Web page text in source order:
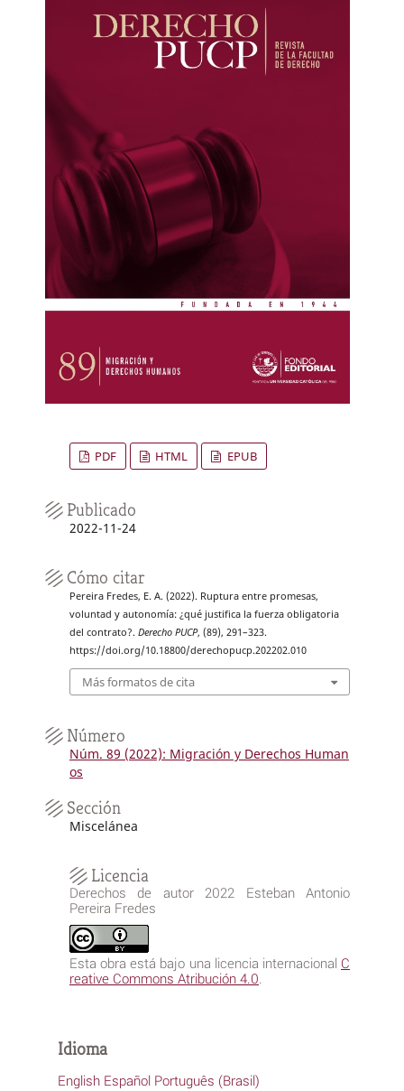
PDF HTML EPUB
Publicado
2022-11-24
Cómo citar
Pereira Fredes, E. A. (2022). Ruptura entre promesas,
voluntad y autonomía: ¿qué justifica la fuerza obligatoria
del contrato?. Derecho PUCP, (89), 291–323.
https://doi.org/10.18800/derechopucp.202202.010
Más formatos de cita
Número
Núm. 89 (2022): Migración y Derechos Human
os
Sección
Miscelánea
Licencia
Derechos de autor 2022 Esteban Antonio
Pereira Fredes
Esta obra está bajo una licencia internacional C
reative Commons Atribución 4.0.
Idioma
English Español Português (Brasil)